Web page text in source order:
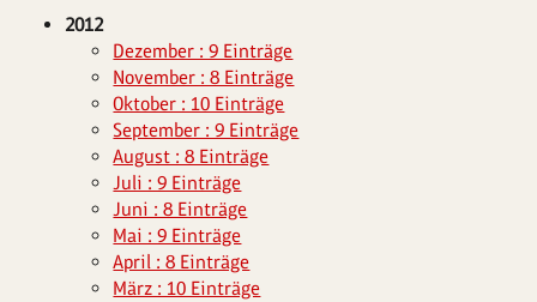
2012
Dezember : 9 Einträge
November : 8 Einträge
Oktober : 10 Einträge
September : 9 Einträge
August : 8 Einträge
Juli : 9 Einträge
Juni : 8 Einträge
Mai : 9 Einträge
April : 8 Einträge
März : 10 Einträge